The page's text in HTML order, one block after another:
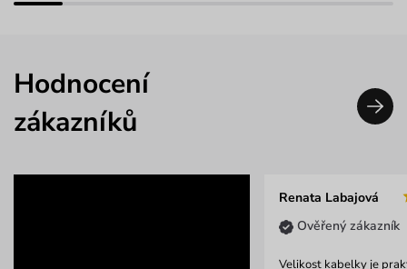
Hodnocení
zákazníků
Renata Labajová
Ověřený zákazník
Velikost kabelky je